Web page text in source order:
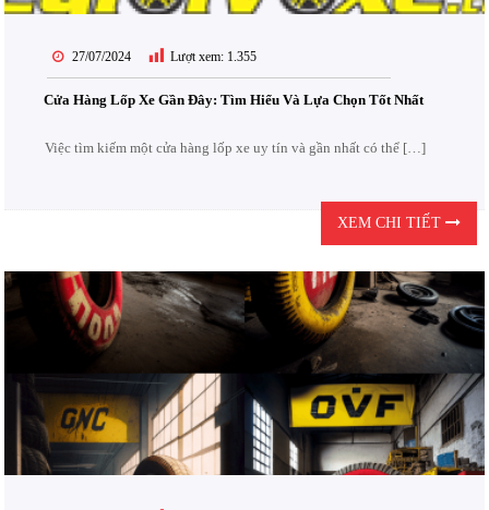
27/07/2024 Lượt xem: 1.355
Cửa Hàng Lốp Xe Gần Đây: Tìm Hiểu Và Lựa Chọn Tốt Nhất
Việc tìm kiếm một cửa hàng lốp xe uy tín và gần nhất có thể […]
XEM CHI TIẾT